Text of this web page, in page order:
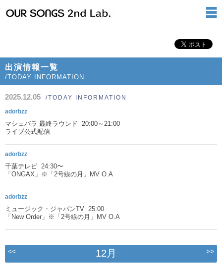
出演情報一覧
/TODAY INFORMATION
2025.12.05
/TODAY INFORMATION
adorbzz
マシェバラ 最終ラウンド 20:00～21:00
ライブ公式配信
adorbzz
千葉テレビ 24:30〜
「ONGAX」※「2号線の月」MV O.A
adorbzz
ミュージック・ジャパンTV 25:00
「New Order」※「2号線の月」MV O.A
<< 12月 >>